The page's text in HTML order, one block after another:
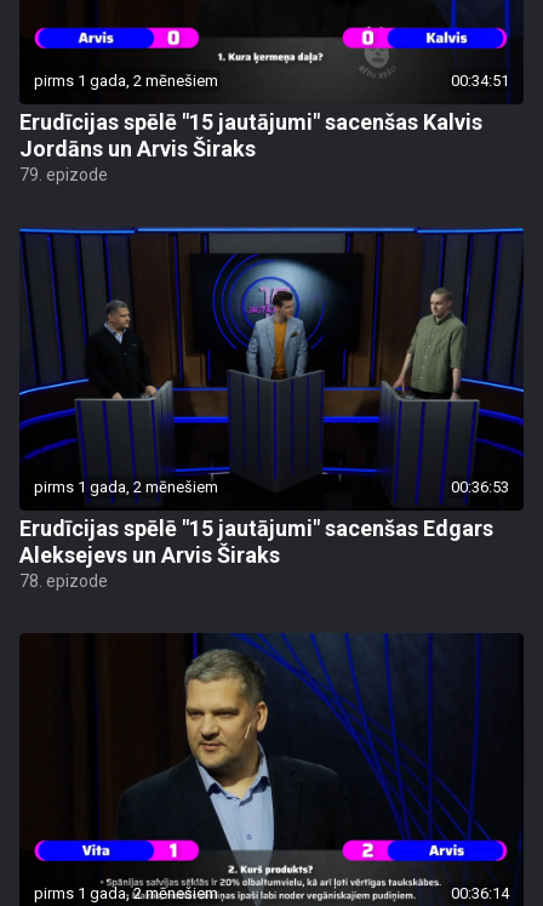
pirms 1 gada, 2 mēnešiem 00:34:51
Erudīcijas spēlē "15 jautājumi" sacenšas Kalvis
Jordāns un Arvis Širaks
79. epizode
pirms 1 gada, 2 mēnešiem 00:36:53
Erudīcijas spēlē "15 jautājumi" sacenšas Edgars
Aleksejevs un Arvis Širaks
78. epizode
pirms 1 gada, 2 mēnešiem 00:36:14